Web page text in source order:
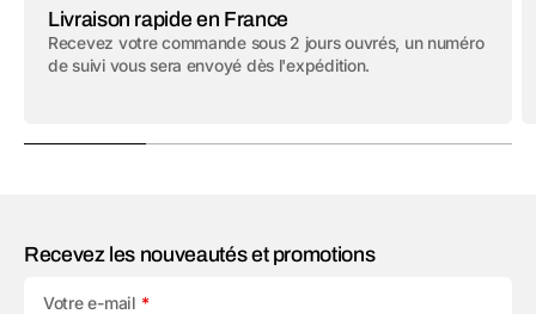
Livraison rapide en France
Recevez votre commande sous 2 jours ouvrés, un numéro
de suivi vous sera envoyé dès l'expédition.
Recevez les nouveautés et promotions
Votre e-mail